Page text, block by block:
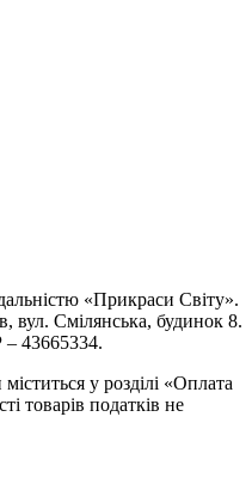
«Прикраси Світу».
вул. Смілянська, будинок 8.
– 43665334.
у розділі «Оплата
товарів податків не